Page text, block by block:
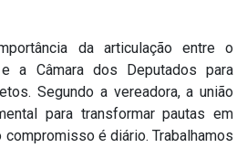
da articulação entre o
a Câmara dos Deputados para
Segundo a vereadora, a união
para transformar pautas em
é diário. Trabalhamos